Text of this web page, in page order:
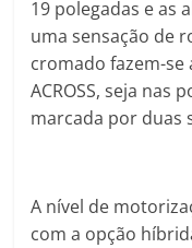
19 polegadas e as
uma sensação de
cromado fazem-
ACROSS, seja nas
marcada por duas
A nível de
com a opção